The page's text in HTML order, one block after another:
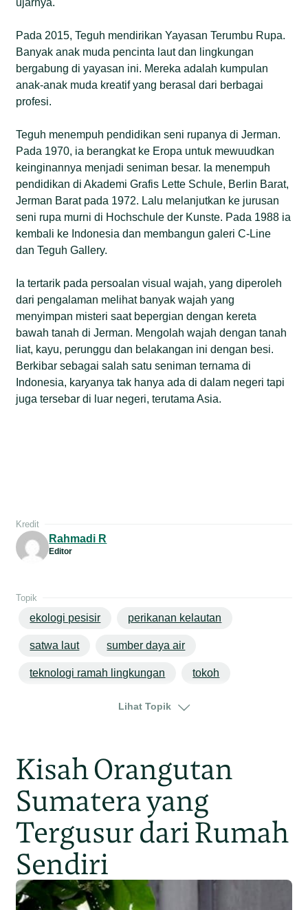
Pada 2015, Teguh mendirikan Yayasan Terumbu Rupa.
Banyak anak muda pencinta laut dan lingkungan
bergabung di yayasan ini. Mereka adalah kumpulan
anak-anak muda kreatif yang berasal dari berbagai
profesi.
Teguh menempuh pendidikan seni rupanya di Jerman.
Pada 1970, ia berangkat ke Eropa untuk mewuudkan
keinginannya menjadi seniman besar. Ia menempuh
pendidikan di Akademi Grafis Lette Schule, Berlin Barat,
Jerman Barat pada 1972. Lalu melanjutkan ke jurusan
seni rupa murni di Hochschule der Kunste. Pada 1988 ia
kembali ke Indonesia dan membangun galeri C-Line
dan Teguh Gallery.
Ia tertarik pada persoalan visual wajah, yang diperoleh
dari pengalaman melihat banyak wajah yang
menyimpan misteri saat bepergian dengan kereta
bawah tanah di Jerman. Mengolah wajah dengan tanah
liat, kayu, perunggu dan belakangan ini dengan besi.
Berkibar sebagai salah satu seniman ternama di
Indonesia, karyanya tak hanya ada di dalam negeri tapi
juga tersebar di luar negeri, terutama Asia.
Kredit
Rahmadi R
Editor
Topik
ekologi pesisir perikanan kelautan
satwa laut sumber daya air
teknologi ramah lingkungan tokoh
Lihat Topik
Kisah Orangutan
Sumatera yang
Tergusur dari Rumah
Sendiri